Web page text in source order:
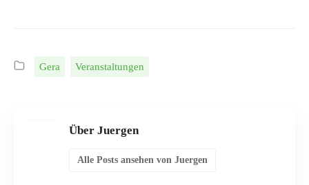
Gera Veranstaltungen
Über Juergen
Alle Posts ansehen von Juergen